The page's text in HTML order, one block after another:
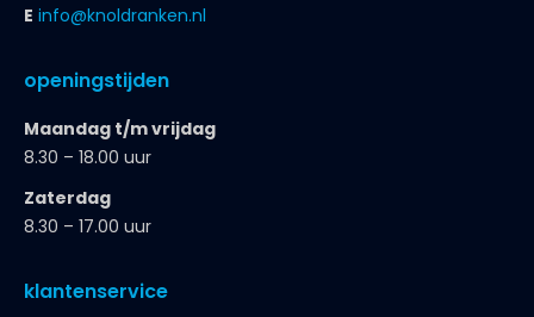
E info@knoldranken.nl
openingstijden
Maandag t/m vrijdag
8.30 – 18.00 uur
Zaterdag
8.30 – 17.00 uur
klantenservice